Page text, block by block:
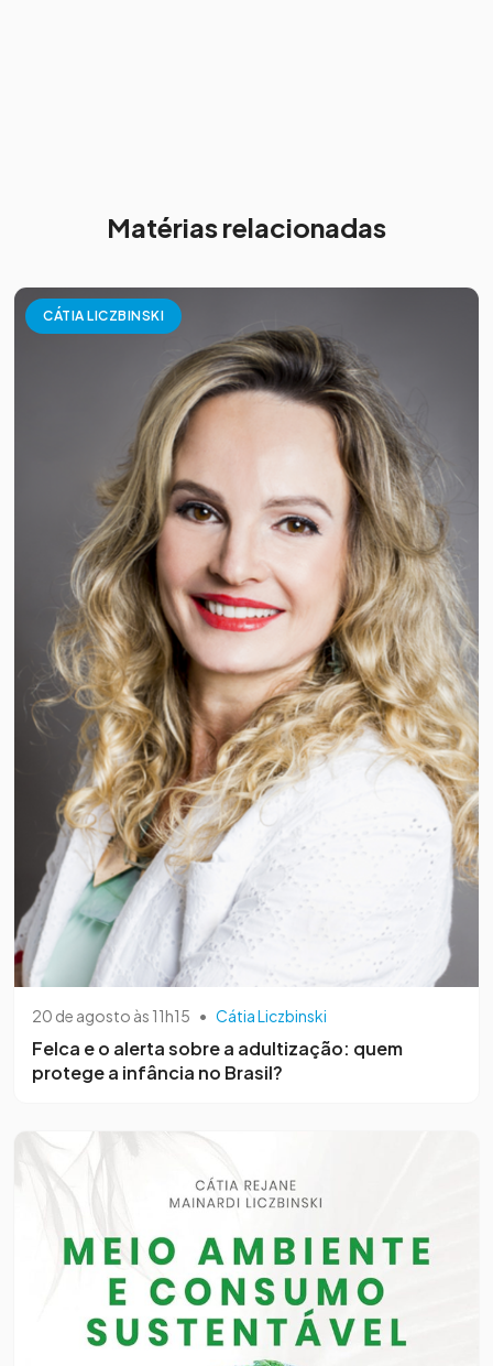
Matérias relacionadas
CÁTIA LICZBINSKI
20 de agosto às 11h15 • Cátia Liczbinski
​Felca e o alerta sobre a adultização: quem
protege a infância no Brasil?​